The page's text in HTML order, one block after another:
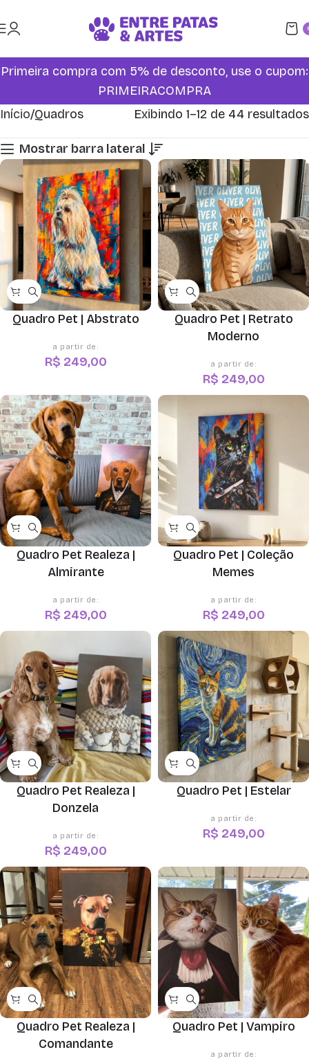
Primeira compra com 5% de desconto, use o cupom:
PRIMEIRACOMPRA
Início Quadros Exibindo 1–12 de 44 resultados
Mostrar barra lateral
Quadro Pet | Abstrato
R$ 249,00
Quadro Pet | Retrato
Moderno
R$ 249,00
Quadro Pet Realeza |
Almirante
R$ 249,00
Quadro Pet | Coleção
Memes
R$ 249,00
Quadro Pet Realeza |
Donzela
R$ 249,00
Quadro Pet | Estelar
R$ 249,00
Quadro Pet Realeza |
Comandante
Quadro Pet | Vampiro